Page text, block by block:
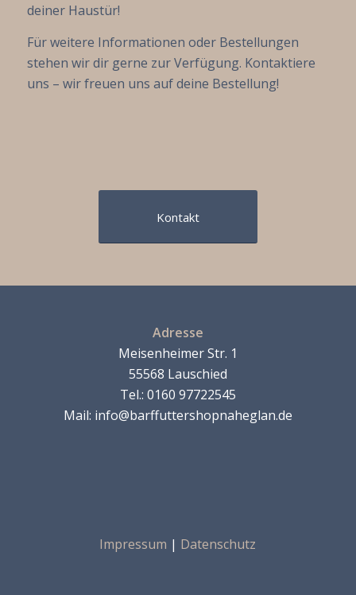
deiner Haustür!
Für weitere Informationen oder Bestellungen
stehen wir dir gerne zur Verfügung. Kontaktiere
uns – wir freuen uns auf deine Bestellung!
Kontakt
Adresse
Meisenheimer Str. 1
55568 Lauschied
Tel.: 0160 97722545
Mail: info@barffuttershopnaheglan.de
Impressum | Datenschutz